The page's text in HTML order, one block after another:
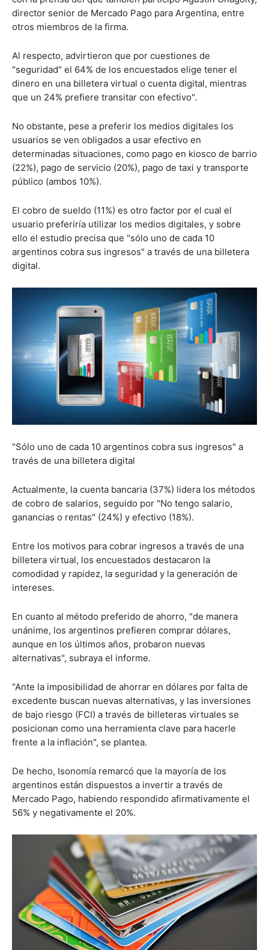
director senior de Mercado Pago para Argentina, entre
otros miembros de la firma.
Al respecto, advirtieron que por cuestiones de
"seguridad" el 64% de los encuestados elige tener el
dinero en una billetera virtual o cuenta digital, mientras
que un 24% prefiere transitar con efectivo".
No obstante, pese a preferir los medios digitales los
usuarios se ven obligados a usar efectivo en
determinadas situaciones, como pago en kiosco de barrio
(22%), pago de servicio (20%), pago de taxi y transporte
público (ambos 10%).
El cobro de sueldo (11%) es otro factor por el cual el
usuario preferiría utilizar los medios digitales, y sobre
ello el estudio precisa que "sólo uno de cada 10
argentinos cobra sus ingresos" a través de una billetera
digital.
"Sólo uno de cada 10 argentinos cobra sus ingresos" a
través de una billetera digital
Actualmente, la cuenta bancaria (37%) lidera los métodos
de cobro de salarios, seguido por "No tengo salario,
ganancias o rentas" (24%) y efectivo (18%).
Entre los motivos para cobrar ingresos a través de una
billetera virtual, los encuestados destacaron la
comodidad y rapidez, la seguridad y la generación de
intereses.
En cuanto al método preferido de ahorro, "de manera
unánime, los argentinos prefieren comprar dólares,
aunque en los últimos años, probaron nuevas
alternativas", subraya el informe.
"Ante la imposibilidad de ahorrar en dólares por falta de
excedente buscan nuevas alternativas, y las inversiones
de bajo riesgo (FCI) a través de billeteras virtuales se
posicionan como una herramienta clave para hacerle
frente a la inflación", se plantea.
De hecho, Isonomía remarcó que la mayoría de los
argentinos están dispuestos a invertir a través de
Mercado Pago, habiendo respondido afirmativamente el
56% y negativamente el 20%.